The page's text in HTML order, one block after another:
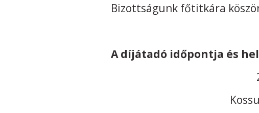
Bizottságunk főtitkára
A díjátadó időpontja és